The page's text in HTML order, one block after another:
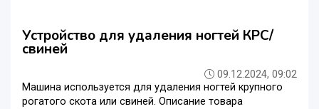
Устройство для удаления ногтей КРС/
свиней
09.12.2024, 09:02
Машина используется для удаления ногтей крупного
рогатого скота или свиней. Описание товара